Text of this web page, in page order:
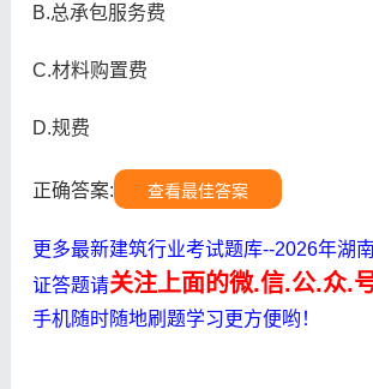
B.总承包服务费
C.材料购置费
D.规费
正确答案: 查看最佳答案
更多最新建筑行业考试题库--2026年湖
证答题请关注上面的微.信.公.众.
手机随时随地刷题学习更方便哟！